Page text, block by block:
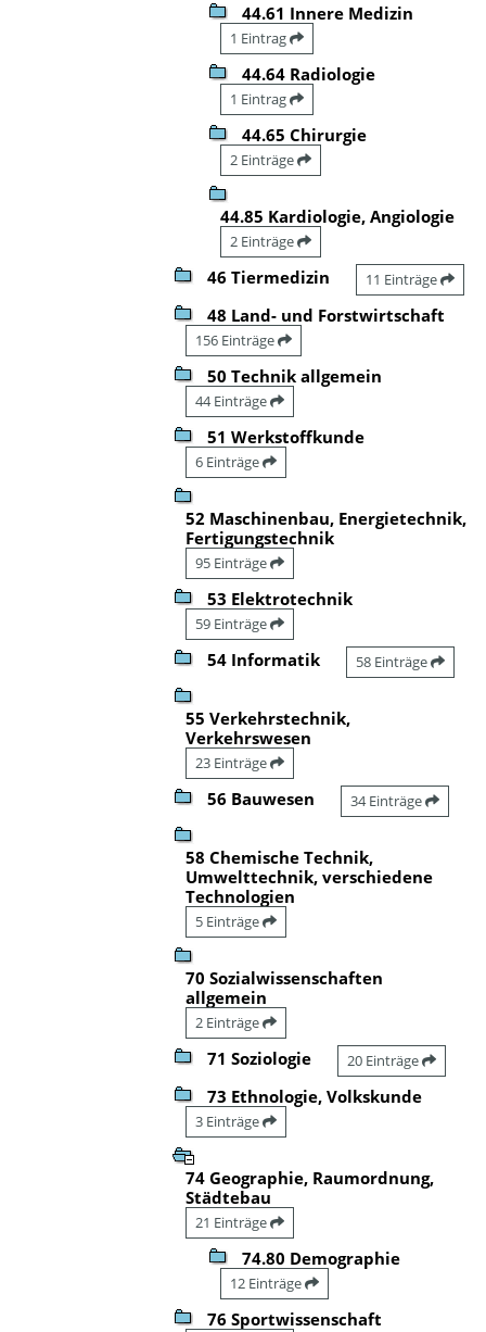
44.61 Innere Medizin
1 Eintrag
44.64 Radiologie
1 Eintrag
44.65 Chirurgie
2 Einträge
44.85 Kardiologie, Angiologie
2 Einträge
46 Tiermedizin 11 Einträge
48 Land- und Forstwirtschaft
156 Einträge
50 Technik allgemein
44 Einträge
51 Werkstoffkunde
6 Einträge
52 Maschinenbau, Energietechnik,
Fertigungstechnik
95 Einträge
53 Elektrotechnik
59 Einträge
54 Informatik 58 Einträge
55 Verkehrstechnik,
Verkehrswesen
23 Einträge
56 Bauwesen 34 Einträge
58 Chemische Technik,
Umwelttechnik, verschiedene
Technologien
5 Einträge
70 Sozialwissenschaften
allgemein
2 Einträge
71 Soziologie 20 Einträge
73 Ethnologie, Volkskunde
3 Einträge
74 Geographie, Raumordnung,
Städtebau
21 Einträge
74.80 Demographie
12 Einträge
76 Sportwissenschaft